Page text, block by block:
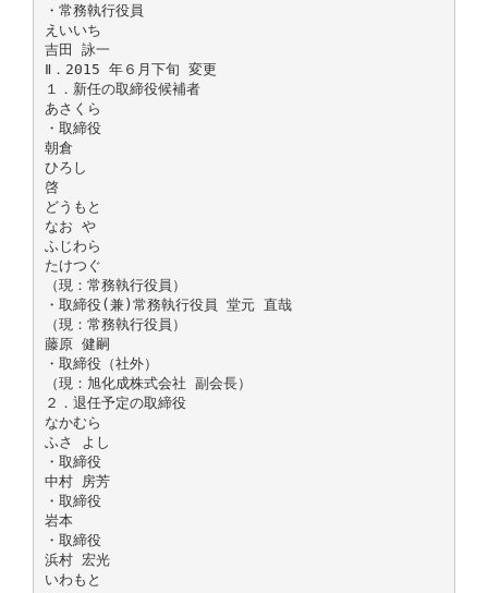
・常務執行役員
えいいち
吉田 詠一
Ⅱ．2015 年６月下旬 変更
１．新任の取締役候補者
あさくら
・取締役
朝倉
ひろし
啓
どうもと
なお や
ふじわら
たけつぐ
（現：常務執行役員）
・取締役(兼)常務執行役員 堂元 直哉
（現：常務執行役員）
藤原 健嗣
・取締役（社外）
（現：旭化成株式会社 副会長）
２．退任予定の取締役
なかむら
ふさ よし
・取締役
中村 房芳
・取締役
岩本
・取締役
浜村 宏光
いわもと